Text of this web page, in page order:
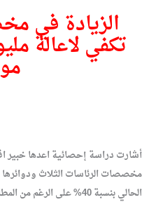
الزيادة في
تكفي لاعالة
أشارت دراسة إحصائية اعدها خبير
مخصصات الرئاسات الثلاث
الحالي بنسبة 40% على الرغم من المطالبات الشعبية والسياسية بتقليصها.